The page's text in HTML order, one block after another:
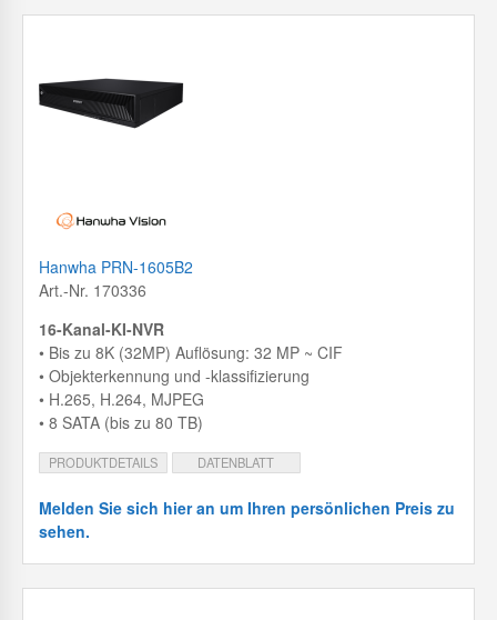
Hanwha PRN-1605B2
Art.-Nr. 170336
16-Kanal-KI-NVR
• Bis zu 8K (32MP) Auflösung: 32 MP ~ CIF
• Objekterkennung und -klassifizierung
• H.265, H.264, MJPEG
• 8 SATA (bis zu 80 TB)
PRODUKTDETAILS DATENBLATT
Melden Sie sich hier an um Ihren persönlichen Preis zu
sehen.